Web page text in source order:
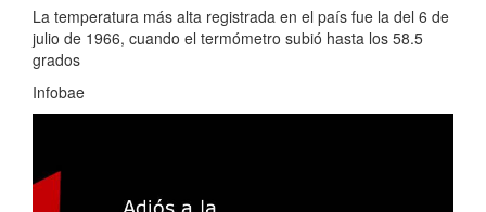
La temperatura más alta registrada en el país fue la del 6 de
julio de 1966, cuando el termómetro subió hasta los 58.5
grados
Infobae